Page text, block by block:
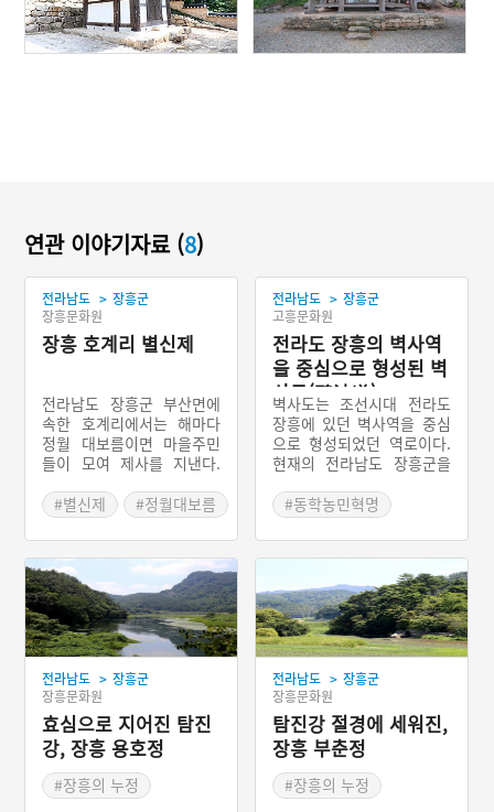
연관 이야기자료 (8)
전라남도 > 장흥군
장흥문화원
장흥 호계리 별신제
전라남도 장흥군 부산면에
속한 호계리에서는 해마다
정월 대보름이면 마을주민
들이 모여 제사를 지낸다.
나 주민들은 천제(天祭)라
부르기도 한다. 매년 음력
초이렛날 제관을 선출한다.
이장이 주관하는 마을 회의
를 통해 제의를 지낼 이십여
명의 제관을 뽑는다. 예전과
달리 여러 가지를 살피지는
않지만 가급적 부정하지 않
은 사람 가운데서 선정한다.
호계리 별신제에서 가장 중
요하게 생각하는 제관은 제
물을 준비하는 장찬(掌饌)
이다. 장찬은 대개 여성이
맡는다. 이 마을에서는 제관
으로 선정된 사람들에게 통
문을 돌린다.
#별신제
#정월대보름
전라남도 > 장흥군
고흥문화원
전라도 장흥의 벽사역
을 중심으로 형성된 벽
사도(碧沙道)
벽사도는 조선시대 전라도
장흥에 있던 벽사역을 중심
으로 형성되었던 역로이다.
현재의 전라남도 장흥군을
강진군 등 전라남도 서남해
안 일대를 통과하던 역로이
며, 모두 10개의 역이 포함
되었다. 중심역인 벽사역은
벽산역이었으나 조선 초기
에 벽사역으로 명칭이 바뀌
었다. 이후 일부 역의 이속
을 거쳐 재편성된 것이 벽사
도이다. 벽사로는 동학농민
운동이 일어났을 때에 장흥
주변 지방의 동학도들이 이
동하는 주요 통로로 이용되
기도 했다.
#동학농민혁명
#조선시대 역로
#동학농민 이동로
#양강역 과역면
#한반도 최남단 역로
전라남도 > 장흥군
장흥문화원
효심으로 지어진 탐진
강, 장흥 용호정
#장흥의 누정
전라남도 > 장흥군
장흥문화원
탐진강 절경에 세워진,
장흥 부춘정
#장흥의 누정